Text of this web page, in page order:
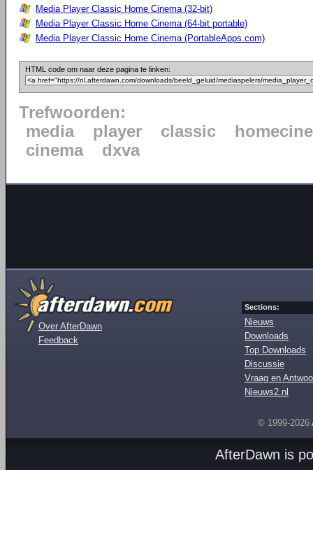
Media Player Classic Home Cinema (32-bit)
Media Player Classic Home Cinema (64-bit portable)
Media Player Classic Home Cinema (PortableApps.com)
HTML code om naar deze pagina te linken:
Trefwoorden:
media
player classic
cinema
dxva
Over AfterDawn
Feedback
Sections:
Nieuws
Downloads
Top Downloads
Discussie
Vraag en
Nieuws2.nl
© 1999-2026
AfterDawn is